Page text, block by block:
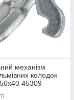
механізм
колодок
45309